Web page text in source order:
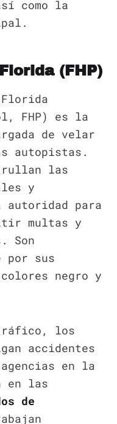
como la
(FHP)
FHP) es la
de velar
autopistas.
las
y
para
multas y
Son
por sus
negro y
los
accidentes
en la
en las
de